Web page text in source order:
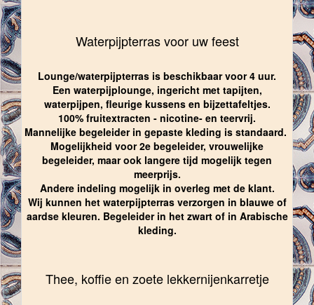
Waterpijpterras voor uw feest
Lounge/waterpijpterras is beschikbaar voor 4 uur.
Een waterpijplounge, ingericht met tapijten,
waterpijpen, fleurige kussens en bijzettafeltjes.
100% fruitextracten - nicotine- en teervrij.
Mannelijke begeleider in gepaste kleding is standaard.
Mogelijkheid voor 2e begeleider, vrouwelijke
begeleider, maar ook langere tijd mogelijk tegen
meerprijs.
Andere indeling mogelijk in overleg met de klant.
Wij kunnen het waterpijpterras verzorgen in blauwe of
aardse kleuren. Begeleider in het zwart of in Arabische
kleding.
Thee, koffie en zoete lekkernijenkarretje